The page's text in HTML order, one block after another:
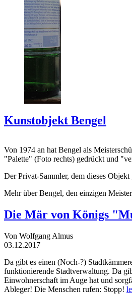
Kunstobjekt Bengel
Von 1974 an hat Bengel als
"Palette" (Foto rechts) gedrückt und
Der Privat-Sammler, dem dieses
Mehr über Bengel, den einzigen
Die Mär von Königs
Von Wolfgang Almus
03.12.2017
Da gibt es einen (Noch-?)
funktionierende Stadtverwaltung. Da
Einwohnerschaft im Auge hat und
Ableger! Die Menschen rufen: Stopp!